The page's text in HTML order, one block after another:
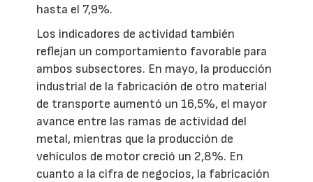
hasta el 7,9%.
Los indicadores de actividad también
reflejan un comportamiento favorable para
ambos subsectores. En mayo, la producción
industrial de la fabricación de otro material
de transporte aumentó un 16,5%, el mayor
avance entre las ramas de actividad del
metal, mientras que la producción de
vehículos de motor creció un 2,8%. En
cuanto a la cifra de negocios, la fabricación